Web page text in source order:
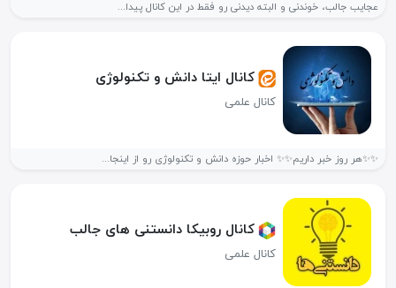
عجایب جالب، خوندنی و البته دیدنی رو فقط در این کانال پیدا...
کانال ایتا دانش و تکنولوژی
کانال علمی
✨️✨️هر روز خبر داریم✨️✨️ اخبار حوزه دانش و تکنولوژی رو از اینجا...
کانال روبیکا دانستنی های جالب
کانال علمی